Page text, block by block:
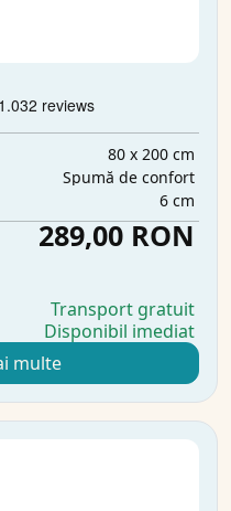
80 x 200 cm
Spumă de confort
6 cm
289,00 RON
Transport gratuit
Disponibil imediat
multe